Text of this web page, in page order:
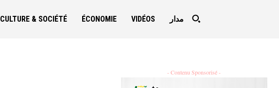
CULTURE & SOCIÉTÉ ÉCONOMIE VIDÉOS مدار
- Contenu Sponsorisé -